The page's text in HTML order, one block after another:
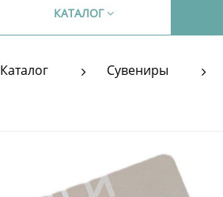
КАТАЛОГ
Каталог Сувениры